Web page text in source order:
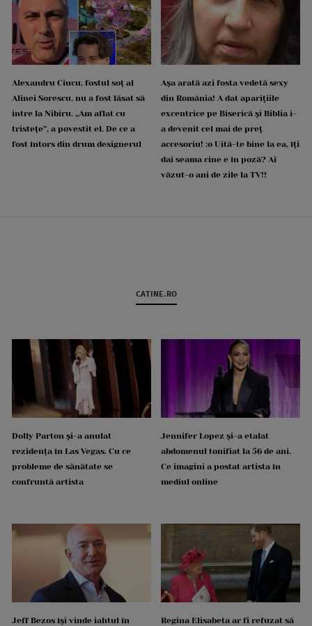
Alexandru Ciucu, fostul soț al
Alinei Sorescu, nu a fost lăsat să
intre la Nibiru. „Am aflat cu
tristețe”, a povestit el. De ce a
fost întors din drum designerul
Așa arată azi fosta vedetă sexy
din România! A dat aparițiile
excentrice pe Biserică și Biblia i-
a devenit cel mai de preț
accesoriu! :o Uită-te bine la ea, îți
dai seama cine e în poză? Ai
văzut-o ani de zile la TV!!
CATINE.RO
Dolly Parton și-a anulat
rezidența în Las Vegas. Cu ce
probleme de sănătate se
confruntă artista
Jennifer Lopez și-a etalat
abdomenul tonifiat la 56 de ani.
Ce imagini a postat artista în
mediul online
Jeff Bezos își vinde iahtul în
Regina Elisabeta ar fi refuzat să